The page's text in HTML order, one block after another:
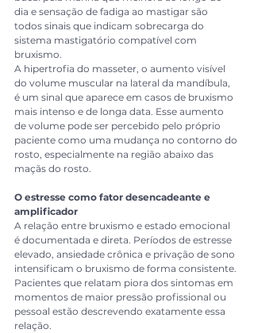
dia e sensação de fadiga ao mastigar são
todos sinais que indicam sobrecarga do
sistema mastigatório compatível com
bruxismo.
A hipertrofia do masseter, o aumento visível
do volume muscular na lateral da mandíbula,
é um sinal que aparece em casos de bruxismo
mais intenso e de longa data. Esse aumento
de volume pode ser percebido pelo próprio
paciente como uma mudança no contorno do
rosto, especialmente na região abaixo das
maçãs do rosto.
O estresse como fator desencadeante e
amplificador
A relação entre bruxismo e estado emocional
é documentada e direta. Períodos de estresse
elevado, ansiedade crônica e privação de sono
intensificam o bruxismo de forma consistente.
Pacientes que relatam piora dos sintomas em
momentos de maior pressão profissional ou
pessoal estão descrevendo exatamente essa
relação.